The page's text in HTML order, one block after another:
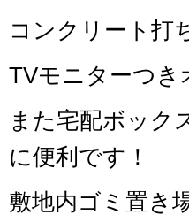
コンクリート打
TVモニターつき
また宅配ボック
に便利です！
敷地内ゴミ置き